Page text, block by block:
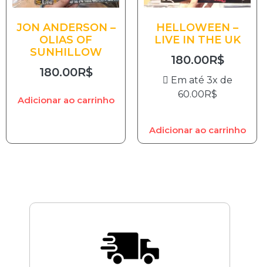
JON ANDERSON –
OLIAS OF
SUNHILLOW
180.00R$
Adicionar ao carrinho
HELLOWEEN –
LIVE IN THE UK
180.00R$
Em até 3x de
60.00R$
Adicionar ao carrinho